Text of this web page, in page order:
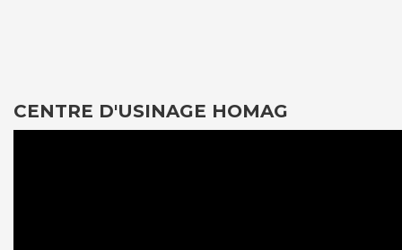
CENTRE D'USINAGE HOMAG